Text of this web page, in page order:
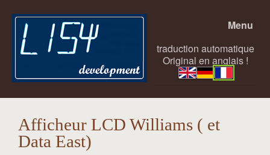
Menu
traduction automatique
Original en anglais !
Afficheur LCD Williams ( et
Data East)